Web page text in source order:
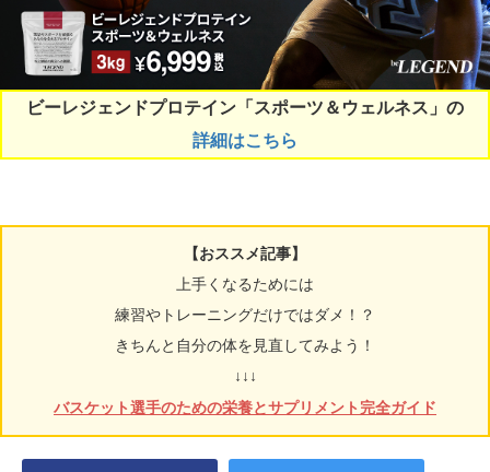
ビーレジェンドプロテイン「スポーツ＆ウェルネス」の
詳細はこちら
【おススメ記事】
上手くなるためには
練習やトレーニングだけではダメ！？
きちんと自分の体を見直してみよう！
↓↓↓
バスケット選手のための栄養とサプリメント完全ガイド